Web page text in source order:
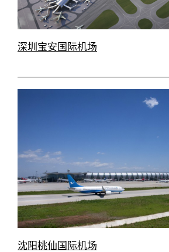
深圳宝安国际机场
沈阳桃仙国际机场